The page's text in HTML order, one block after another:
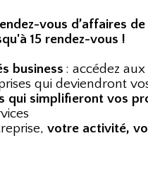
vous d’affaires
15 rendez-vous !
business : accédez
qui deviendront
qui simplifieront vos
votre activité,